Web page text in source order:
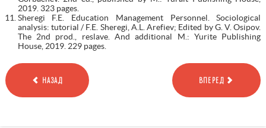
2019. 323 pages.
Sheregi F.E. Education Management Personnel. Sociological
analysis: tutorial / F.E. Sheregi, A.L. Arefiev; Edited by G. V. Osipov.
The 2nd prod., reslave. And additional M.: Yurite Publishing
House, 2019. 229 pages.
НАЗАД ВПЕРЕД